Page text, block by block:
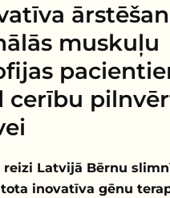
muskuļu
cerību
reizi Latvijā Bērnu
inovatīva gēnu